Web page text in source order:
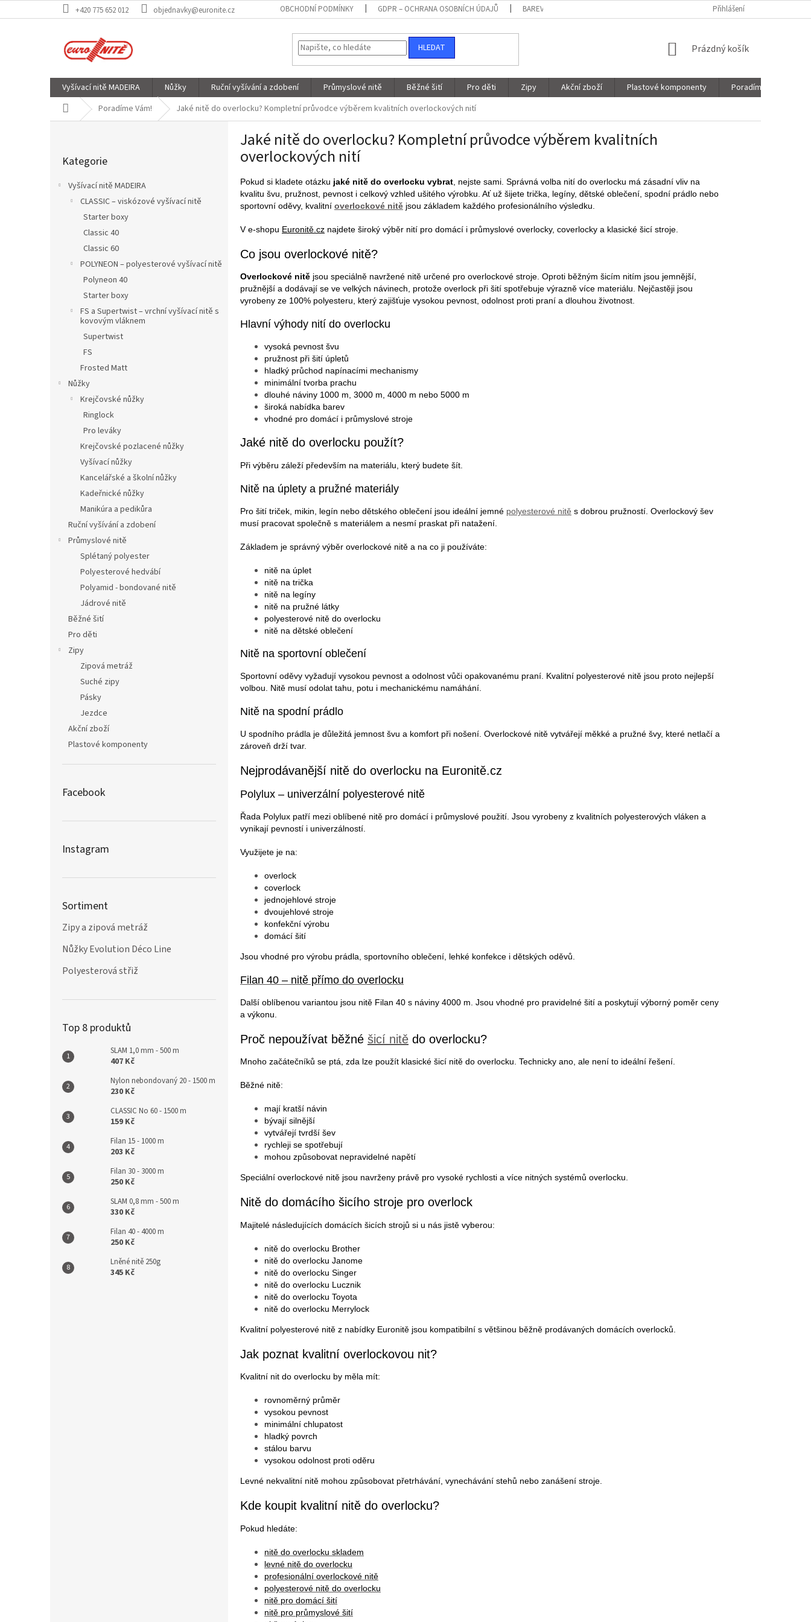
na
+420 775 652 012 objednavky@euronite.cz OBCHODNÍ PODMÍNKY GDPR – OCHRANA OSOBNÍCH ÚDAJŮ BAREVNICE Přihlášení
HLEDAT
NÁKUPNÍ
Prázdný košík
Vyšívací nitě MADEIRA Nůžky Ruční vyšívání a zdobení Průmyslové nitě Běžné šití Pro děti Zipy Akční zboží Plastové komponenty Poradíme Vám!
Domů Poradíme Vám! Jaké nitě do overlocku? Kompletní průvodce výběrem kvalitních overlockových nití
kategorie
Kategorie
Vyšívací nitě MADEIRA
CLASSIC – viskózové vyšívací nitě
Starter boxy
Classic 40
Classic 60
POLYNEON – polyesterové vyšívací nitě
Polyneon 40
Starter boxy
FS a Supertwist – vrchní vyšívací nitě s
kovovým vláknem
Supertwist
FS
Frosted Matt
Nůžky
Krejčovské nůžky
Ringlock
Pro leváky
Krejčovské pozlacené nůžky
Vyšívací nůžky
Kancelářské a školní nůžky
Kadeřnické nůžky
Manikúra a pedikůra
Ruční vyšívání a zdobení
Průmyslové nitě
Splétaný polyester
Polyesterové hedvábí
Polyamid - bondované nitě
Jádrové nitě
Běžné šití
Pro děti
Zipy
Zipová metráž
Suché zipy
Pásky
Jezdce
Akční zboží
Plastové komponenty
Facebook
Instagram
Sortiment
Zipy a zipová metráž
Nůžky Evolution Déco Line
Polyesterová střiž
Top 8 produktů
SLAM 1,0 mm - 500 m
407 Kč
Nylon nebondovaný 20 - 1500 m
230 Kč
CLASSIC No 60 - 1500 m
159 Kč
Filan 15 - 1000 m
203 Kč
Filan 30 - 3000 m
250 Kč
SLAM 0,8 mm - 500 m
330 Kč
Filan 40 - 4000 m
250 Kč
Lněné nitě 250g
345 Kč
Jaké nitě do overlocku? Kompletní průvodce výběrem kvalitních
overlockových nití
Pokud si kladete otázku jaké nitě do overlocku vybrat , nejste sami. Správná volba nití do overlocku má zásadní vliv na
kvalitu švu, pružnost, pevnost i celkový vzhled ušitého výrobku. Ať už šijete trička, legíny, dětské oblečení, spodní prádlo nebo
sportovní oděvy, kvalitní overlockové nitě jsou základem každého profesionálního výsledku.
V e-shopu Euronitě.cz najdete široký výběr nití pro domácí i průmyslové overlocky, coverlocky a klasické šicí stroje.
Co jsou overlockové nitě?
Overlockové nitě jsou speciálně navržené nitě určené pro overlockové stroje. Oproti běžným šicím nitím jsou jemnější,
pružnější a dodávají se ve velkých návinech, protože overlock při šití spotřebuje výrazně více materiálu. Nejčastěji jsou
vyrobeny ze 100% polyesteru, který zajišťuje vysokou pevnost, odolnost proti praní a dlouhou životnost.
Hlavní výhody nití do overlocku
vysoká pevnost švu
pružnost při šití úpletů
hladký průchod napínacími mechanismy
minimální tvorba prachu
dlouhé náviny 1000 m, 3000 m, 4000 m nebo 5000 m
široká nabídka barev
vhodné pro domácí i průmyslové stroje
Jaké nitě do overlocku použít?
Při výběru záleží především na materiálu, který budete šít.
Nitě na úplety a pružné materiály
Pro šití triček, mikin, legín nebo dětského oblečení jsou ideální jemné polyesterové nitě s dobrou pružností. Overlockový šev
musí pracovat společně s materiálem a nesmí praskat při natažení.
Základem je správný výběr overlockové nitě a na co ji používáte:
nitě na úplet
nitě na trička
nitě na legíny
nitě na pružné látky
polyesterové nitě do overlocku
nitě na dětské oblečení
Nitě na sportovní oblečení
Sportovní oděvy vyžadují vysokou pevnost a odolnost vůči opakovanému praní. Kvalitní polyesterové nitě jsou proto nejlepší
volbou. Nitě musí odolat tahu, potu i mechanickému namáhání.
Nitě na spodní prádlo
U spodního prádla je důležitá jemnost švu a komfort při nošení. Overlockové nitě vytvářejí měkké a pružné švy, které netlačí a
zároveň drží tvar.
Nejprodávanější nitě do overlocku na Euronitě.cz
Polylux – univerzální polyesterové nitě
Řada Polylux patří mezi oblíbené nitě pro domácí i průmyslové použití. Jsou vyrobeny z kvalitních polyesterových vláken a
vynikají pevností i univerzálností.
Využijete je na:
overlock
coverlock
jednojehlové stroje
dvoujehlové stroje
konfekční výrobu
domácí šití
Jsou vhodné pro výrobu prádla, sportovního oblečení, lehké konfekce i dětských oděvů.
Filan 40 – nitě přímo do overlocku
Další oblíbenou variantou jsou nitě Filan 40 s náviny 4000 m. Jsou vhodné pro pravidelné šití a poskytují výborný poměr ceny
a výkonu.
Proč nepoužívat běžné šicí nitě do overlocku?
Mnoho začátečníků se ptá, zda lze použít klasické šicí nitě do overlocku. Technicky ano, ale není to ideální řešení.
Běžné nitě:
mají kratší návin
bývají silnější
vytvářejí tvrdší šev
rychleji se spotřebují
mohou způsobovat nepravidelné napětí
Speciální overlockové nitě jsou navrženy právě pro vysoké rychlosti a více nitných systémů overlocku.
Nitě do domácího šicího stroje pro overlock
Majitelé následujících domácích šicích strojů si u nás jistě vyberou:
nitě do overlocku Brother
nitě do overlocku Janome
nitě do overlocku Singer
nitě do overlocku Lucznik
nitě do overlocku Toyota
nitě do overlocku Merrylock
Kvalitní polyesterové nitě z nabídky Euronitě jsou kompatibilní s většinou běžně prodávaných domácích overlocků.
Jak poznat kvalitní overlockovou nit?
Kvalitní nit do overlocku by měla mít:
rovnoměrný průměr
vysokou pevnost
minimální chlupatost
hladký povrch
stálou barvu
vysokou odolnost proti oděru
Levné nekvalitní nitě mohou způsobovat přetrhávání, vynechávání stehů nebo zanášení stroje.
Kde koupit kvalitní nitě do overlocku?
Pokud hledáte:
nitě do overlocku skladem
levné nitě do overlocku
profesionální overlockové nitě
polyesterové nitě do overlocku
nitě pro domácí šití
nitě pro průmyslové šití